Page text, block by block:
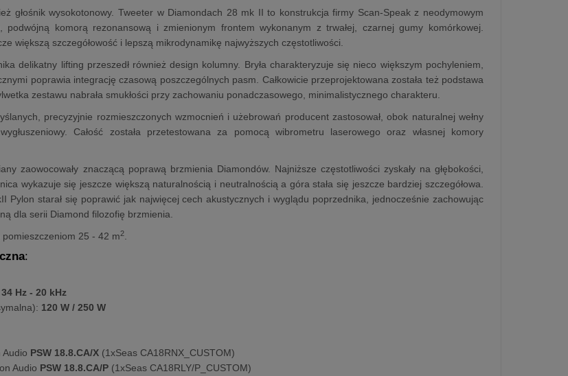
głośnik wysokotonowy. Tweeter w Diamondach 28 mk II to konstrukcja firmy Scan-Speak z neodymowym
podwójną komorą rezonansową i zmienionym frontem wykonanym z trwałej, czarnej gumy komórkowej.
większą szczegółowość i lepszą mikrodynamikę najwyższych częstotliwości.
delikatny lifting przeszedł również design kolumny. Bryła charakteryzuje się nieco większym pochyleniem,
poprawia integrację czasową poszczególnych pasm. Całkowicie przeprojektowana została też podstawa
zestawu nabrała smukłości przy zachowaniu ponadczasowego, minimalistycznego charakteru.
precyzyjnie rozmieszczonych wzmocnień i użebrowań producent zastosował, obok naturalnej wełny
Całość została przetestowana za pomocą wibrometru laserowego oraz własnej komory
zaowocowały znaczącą poprawą brzmienia Diamondów. Najniższe częstotliwości zyskały na głębokości,
wykazuje się jeszcze większą naturalnością i neutralnością a góra stała się jeszcze bardziej szczegółowa.
Pylon starał się poprawić jak najwięcej cech akustycznych i wyglądu poprzednika, jednocześnie zachowując
dla serii Diamond filozofię brzmienia.
25 - 42 m2
:
34 Hz - 20 kHz
120 W / 250 W
Audio PSW 18.8.CA/X (1xSeas CA18RNX_CUSTOM)
Audio PSW 18.8.CA/P (1xSeas CA18RLY/P_CUSTOM)